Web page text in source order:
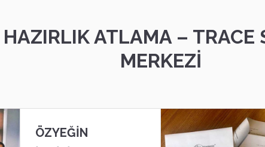
ATLAMA – TRACE
MERKEZİ
ÖZYEĞIN